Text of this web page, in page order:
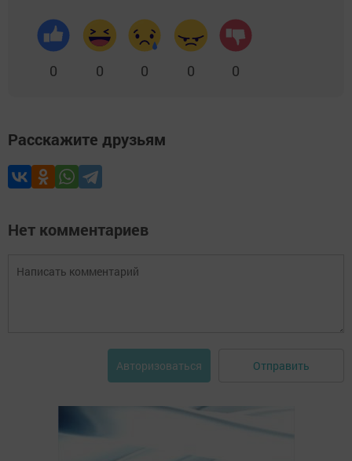
0 0 0 0 0
Расскажите друзьям
Нет комментариев
Авторизоваться Отправить